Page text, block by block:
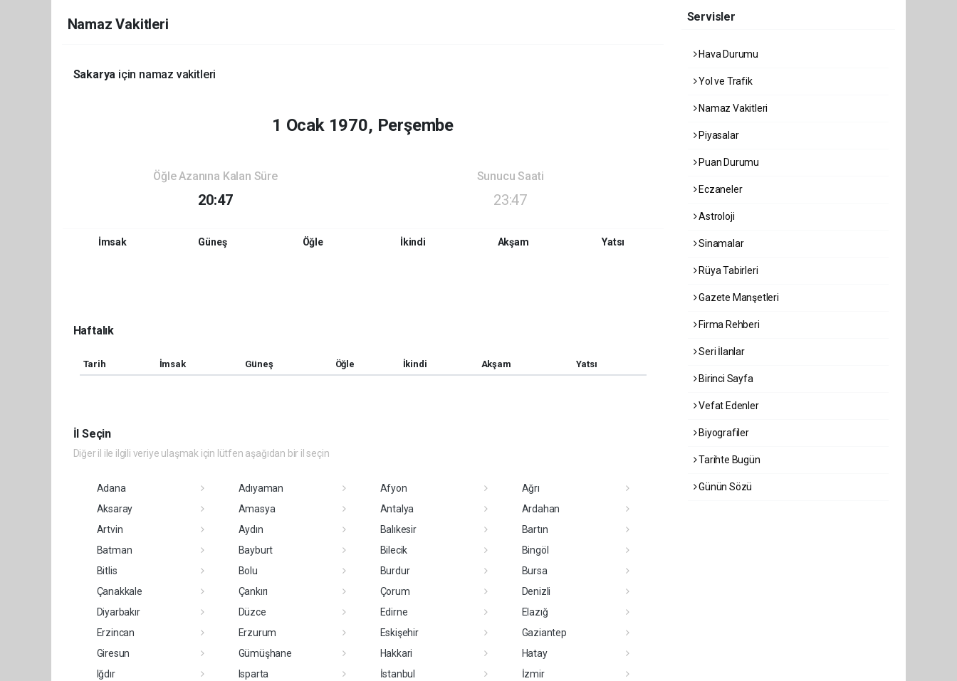
Namaz Vakitleri
Sakarya için namaz vakitleri
1 Ocak 1970, Perşembe
Öğle Azanına Kalan Süre
20:47
Sunucu Saati
23:47
İmsak Güneş Öğle İkindi Akşam Yatsı
Haftalık
Tarih İmsak Güneş Öğle İkindi Akşam Yatsı
İl Seçin
Diğer il ile ilgili veriye ulaşmak için lütfen aşağıdan bir il seçin
Adana Adıyaman Afyon
Ağrı
Aksaray
Amasya Antalya
Ardahan
Artvin
Aydın Balıkesir
Bartın
Batman
Bayburt Bilecik
Bingöl
Bitlis
Bolu Burdur
Bursa
Çanakkale
Çankırı Çorum
Denizli
Diyarbakır
Düzce Edirne
Elazığ
Erzincan
Erzurum Eskişehir
Gaziantep
Giresun
Gümüşhane Hakkari
Hatay
Iğdır
Isparta İstanbul
İzmir
Servisler
Hava Durumu
Yol ve Trafik
Namaz Vakitleri
Piyasalar
Puan Durumu
Eczaneler
Astroloji
Sinamalar
Rüya Tabirleri
Gazete Manşetleri
Firma Rehberi
Seri İlanlar
Birinci Sayfa
Vefat Edenler
Biyografiler
Tarihte Bugün
Günün Sözü